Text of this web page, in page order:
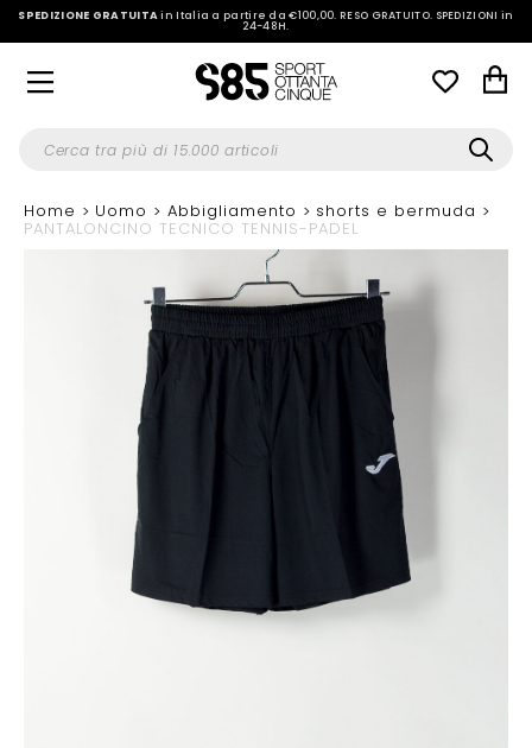
SPEDIZIONE GRATUITAin Italia a partire da €100,00.RESO GRATUITO. SPEDIZIONI in
24-48H.
Home Uomo Abbigliamento shorts e bermuda
PANTALONCINO TECNICO TENNIS-PADEL